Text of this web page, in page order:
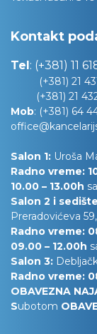
Kontakt
Tel: (+381) 11
(+381) 21
(+381) 21
Mob: (+381) 64
Salon 1: Uroša
Radno vreme:
10.00 – 13.00h
Salon 2 i
Preradovićeva
Radno vreme:
09.00 – 12.00h
Salon 3:
Radno vreme:
OBAVEZNA
Subotom